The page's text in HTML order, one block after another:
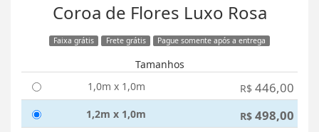
Coroa de Flores Luxo Rosa
Faixa grátis Frete grátis Pague somente após a entrega
Tamanhos
1,0m x 1,0m
R$ 446,00
1,2m x 1,0m R$ 498,00